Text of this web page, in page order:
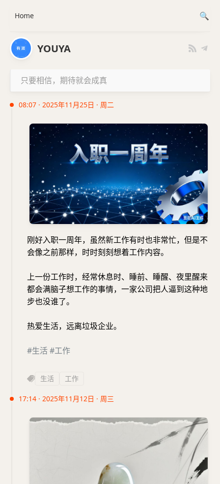
YOUYA
只要相信，期待就会成真
08:07 · 2025年11月25日 · 周二
刚好入职一周年，虽然新工作有时也非常忙，但是不
会像之前那样，时时刻刻想着工作内容。
上一份工作时，经常休息时、睡前、睡醒、夜里醒来
都会满脑子想工作的事情，一家公司把人逼到这种地
步也没谁了。
热爱生活，远离垃圾企业。
#生活#工作
生活 工作
17:14 · 2025年11月12日 · 周三
Home